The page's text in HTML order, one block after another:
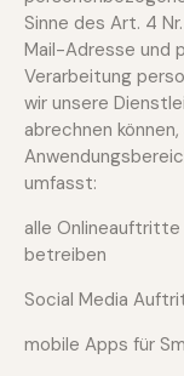
Sinne des Art. 4
Mail-Adresse und
Verarbeitung
wir unsere
abrechnen
umfasst:
alle
betreiben
Social Media
mobile Apps für